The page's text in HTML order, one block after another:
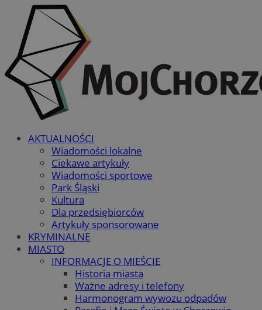
AKTUALNOŚCI
Wiadomości lokalne
Ciekawe artykuły
Wiadomości sportowe
Park Śląski
Kultura
Dla przedsiębiorców
Artykuły sponsorowane
KRYMINALNE
MIASTO
INFORMACJE O MIEŚCIE
Historia miasta
Ważne adresy i telefony
Harmonogram wywozu odpadów